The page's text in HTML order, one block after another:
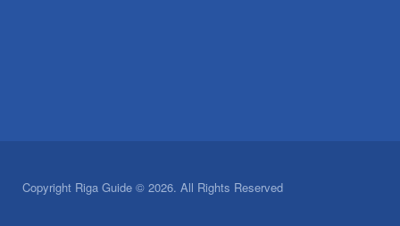
Copyright Riga Guide © 2026. All Rights Reserved